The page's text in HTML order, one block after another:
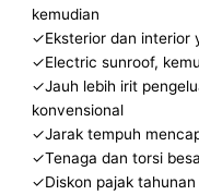
kemudian
✓Eksterior dan interior
✓Electric sunroof,
✓Jauh lebih irit
konvensional
✓Jarak tempuh
✓Tenaga dan torsi
✓Diskon pajak tahunan